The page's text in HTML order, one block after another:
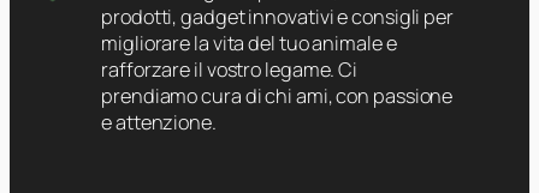
prodotti, gadget innovativi e consigli per
migliorare la vita del tuo animale e
rafforzare il vostro legame. Ci
prendiamo cura di chi ami, con passione
e attenzione.